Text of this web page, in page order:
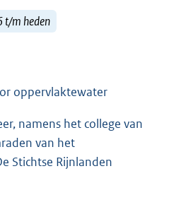
t/m heden
oppervlaktewater
namens het college van
van het
Stichtse Rijnlanden